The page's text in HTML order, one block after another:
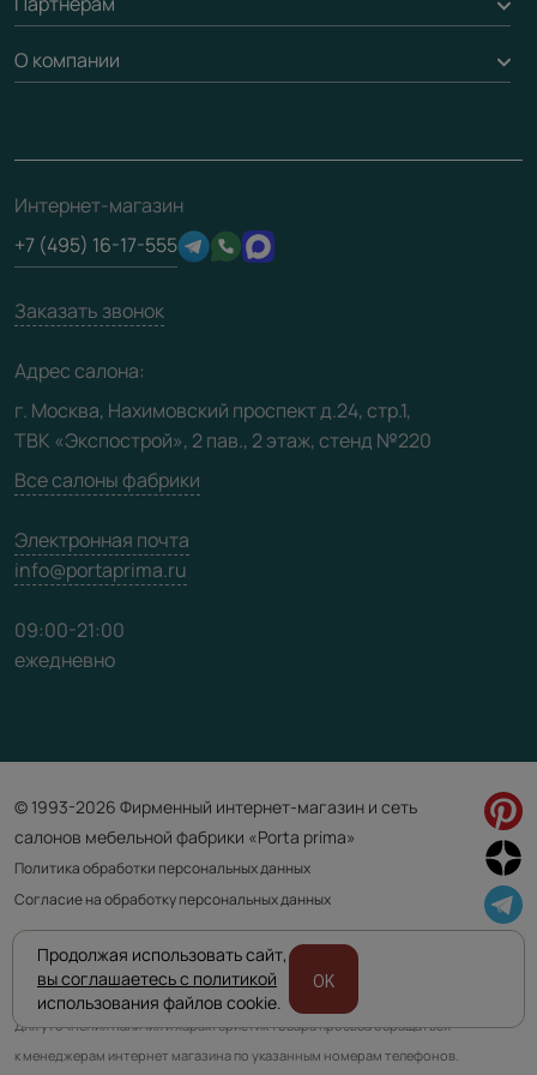
Рейки, баффели, стеллажи
Погонаж
Гарантия
Вопрос-ответ
Отзывы клиентов
Техническая информация
Юридическая информация
Доставка
Дизайнерам / архитекторам
3D-модели
О компании
О фабрике
Сертификаты
Производство
Вакансии
Карта сайта
Интернет-магазин
+7 (495) 16-17-555
Заказать звонок
Адрес салона:
г. Москва, Нахимовский проспект д.24, стр.1,
ТВК «Экспострой», 2 пав., 2 этаж, стенд №220
Все салоны фабрики
Электронная почта
info@portaprima.ru
09:00-21:00
ежедневно
© 1993-2026 Фирменный интернет-магазин и сеть
салонов мебельной фабрики «Porta prima»
Политика обработки персональных данных
Согласие на обработку персональных данных
Приведенная на сайте информация не является публичной офертой
и носит информационно ознакомительный характер.
Для уточнения наличия и характеристик товара просьба обращаться
к менеджерам интернет магазина по указанным номерам телефонов.
Продолжая использовать сайт,
вы соглашаетесь с политикой
использования файлов cookie.
OK